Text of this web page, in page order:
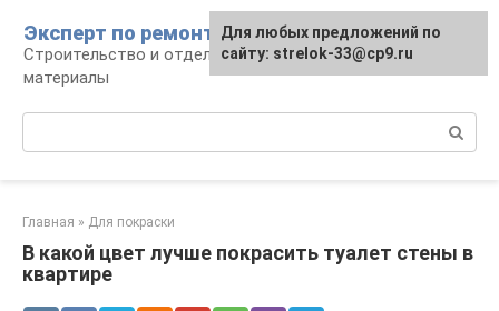
контенту
Эксперт по ремонту
Строительство и отделка: работы и
материалы
Главная » Для покраски
В какой цвет лучше покрасить туалет стены в
квартире
Для любых предложений по
сайту: strelok-33@cp9.ru
Для любых предложений по
сайту: strelok-33@cp9.ru